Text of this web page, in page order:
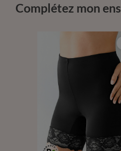
Complétez mon